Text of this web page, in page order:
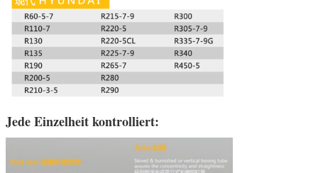
Jede Einzelheit kontrolliert: